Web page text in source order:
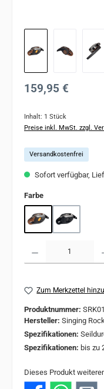
Regulärer Preis:
159,95 €
Inhalt: 1 Stück
Preise inkl. MwSt. zzgl.
Versandkostenfrei
Sofort verfügbar,
Farbeauswählen
Gold Schwarz
Zum Merkzettel
Produktnummer:
Hersteller: Singing
Spezifikationen:
Spezifikationen: bis zu
Dieses Produkt